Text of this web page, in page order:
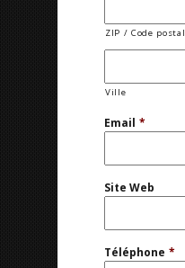
ZIP / Code postal
Ville
Email *
Site Web
Téléphone *